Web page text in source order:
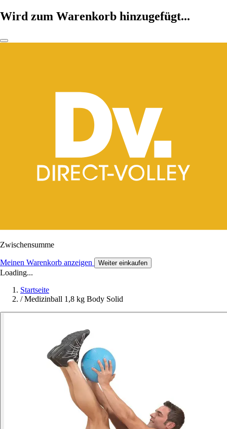
Wird zum Warenkorb hinzugefügt...
Zwischensumme
Meinen Warenkorb anzeigen Weiter einkaufen
Loading...
Startseite
/ Medizinball 1,8 kg Body Solid